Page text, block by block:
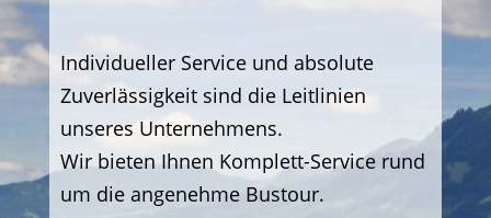
Individueller Service und absolute
Zuverlässigkeit sind die Leitlinien
unseres Unternehmens.
Wir bieten Ihnen Komplett-Service rund
um die angenehme Bustour.